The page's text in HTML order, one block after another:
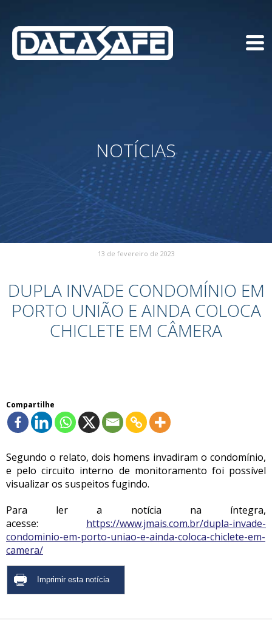
NOTÍCIAS
13 de fevereiro de 2023
DUPLA INVADE CONDOMÍNIO EM
PORTO UNIÃO E AINDA COLOCA
CHICLETE EM CÂMERA
Compartilhe
Segundo o relato, dois homens invadiram o condomínio,
e pelo circuito interno de monitoramento foi possível
visualizar os suspeitos fugindo.
Para ler a notícia na íntegra,
acesse: https://www.jmais.com.br/dupla-invade-
condominio-em-porto-uniao-e-ainda-coloca-chiclete-em-
camera/